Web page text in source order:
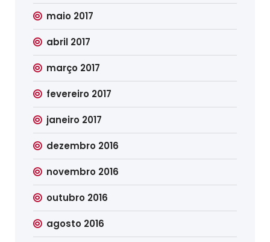
maio 2017
abril 2017
março 2017
fevereiro 2017
janeiro 2017
dezembro 2016
novembro 2016
outubro 2016
agosto 2016